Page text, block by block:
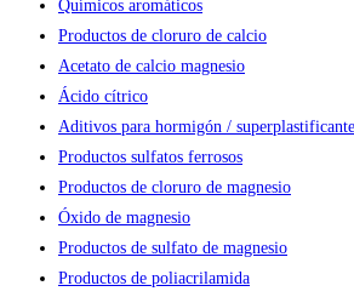
Químicos aromáticos
Productos de cloruro de calcio
Acetato de calcio magnesio
Ácido cítrico
Aditivos para hormigón /
Productos sulfatos ferrosos
Productos de cloruro de magnesio
Óxido de magnesio
Productos de sulfato de magnesio
Productos de poliacrilamida